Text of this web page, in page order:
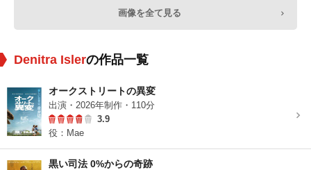
画像を全て見る
Denitra Islerの作品一覧
オークストリートの異変
出演・2026年制作・110分
3.9
役：Mae
黒い司法 0%からの奇跡